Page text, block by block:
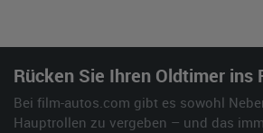
Rücken Sie Ihren Oldtimer ins
Bei film-autos.com gibt es sowohl
Hauptrollen zu vergeben – und das